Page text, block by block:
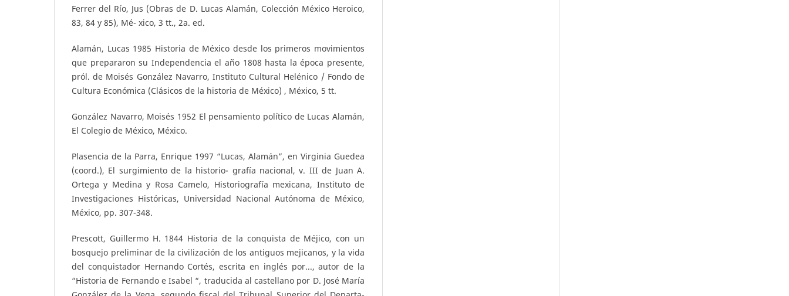
Ferrer del Río, Jus (Obras de D. Lucas Alamán, Colección México Heroico,
83, 84 y 85), Mé- xico, 3 tt., 2a. ed.
Alamán, Lucas 1985 Historia de México desde los primeros movimientos
que prepararon su Independencia el año 1808 hasta la época presente,
pról. de Moisés González Navarro, Instituto Cultural Helénico / Fondo de
Cultura Económica (Clásicos de la historia de México) , México, 5 tt.
González Navarro, Moisés 1952 El pensamiento político de Lucas Alamán,
El Colegio de México, México.
Plasencia de la Parra, Enrique 1997 “Lucas, Alamán”, en Virginia Guedea
(coord.), El surgimiento de la historio- grafía nacional, v. III de Juan A.
Ortega y Medina y Rosa Camelo, Historiografía mexicana, Instituto de
Investigaciones Históricas, Universidad Nacional Autónoma de México,
México, pp. 307-348.
Prescott, Guillermo H. 1844 Historia de la conquista de Méjico, con un
bosquejo preliminar de la civilización de los antiguos mejicanos, y la vida
del conquistador Hernando Cortés, escrita en inglés por..., autor de la
“Historia de Fernando e Isabel “, traducida al castellano por D. José María